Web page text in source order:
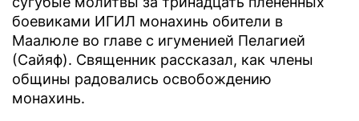
боевиками ИГИЛ монахинь обители в
Маалюле во главе с игуменией Пелагией
(Сайяф). Священник рассказал, как члены
общины радовались освобождению
монахинь.